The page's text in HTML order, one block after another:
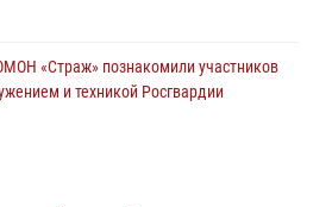
«Страж» познакомили участников
и техникой Росгвардии
оказали помощь